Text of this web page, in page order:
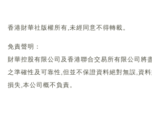
香港財華社版權所有,未經同意不得轉載。
免責聲明：
財華控股有限公司及香港聯合交易所有限公司將
之準確性及可靠性,但並不保證資料絕對無誤,資
損失,本公司概不負責。